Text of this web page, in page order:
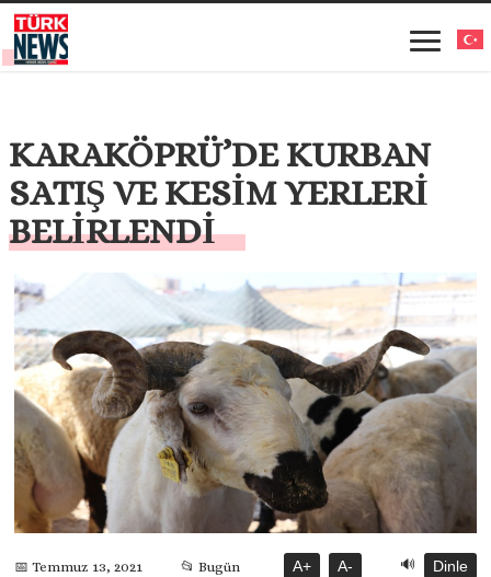
KARAKÖPRÜ’DE KURBAN
SATIŞ VE KESİM YERLERİ
BELİRLENDİ
📅 Temmuz 13, 2021 📂 Bugün A+ A- 🔊 Dinle